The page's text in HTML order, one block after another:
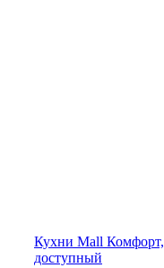
Кухни Mall Комфорт,
доступный